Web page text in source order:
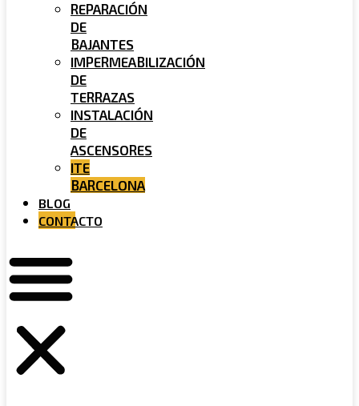
REPARACIÓN
DE
BAJANTES
IMPERMEABILIZACIÓN
DE
TERRAZAS
INSTALACIÓN
DE
ASCENSORES
ITE
BARCELONA
BLOG
CONTACTO